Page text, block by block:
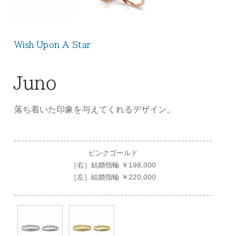
Wish Upon A Star
Juno
落ち着いた印象を与えてくれるデザイン。
ピンクゴールド
［右］結婚指輪 ￥198,000
［左］結婚指輪 ￥220,000